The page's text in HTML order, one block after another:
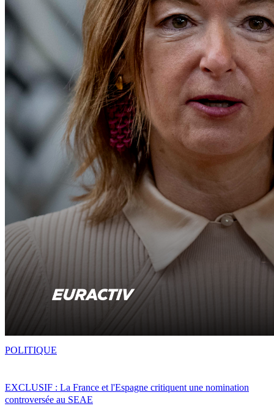
EXCLUSIF : La France et l'Espagne critiquent une nomination
controversée au SEAE
POLITIQUE